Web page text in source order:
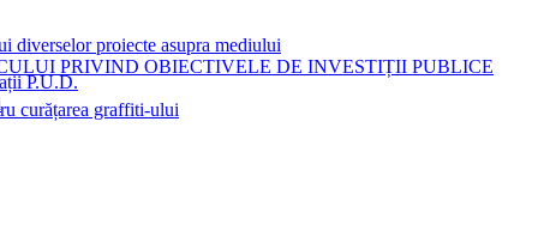
P.U.D.
diverselor proiecte asupra mediului
PRIVIND OBIECTIVELE DE INVESTIȚII PUBLICE
curățarea graffiti-ului